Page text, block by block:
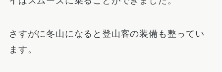
さすがに冬山になると登山客の装備も整ってい
ます。